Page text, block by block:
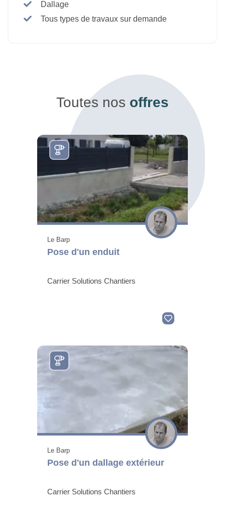
Dallage
Tous types de travaux sur demande
Toutes nos offres
Le Barp
Pose d'un enduit
Carrier Solutions Chantiers
Le Barp
Pose d'un dallage extérieur
Carrier Solutions Chantiers